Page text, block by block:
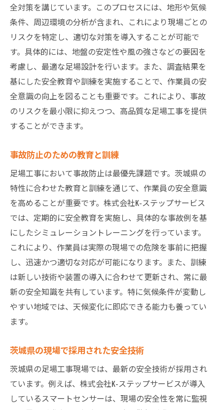
全対策を講じています。このプロセスには、地形や気候
条件、周辺環境の分析が含まれ、これにより現場ごとの
リスクを特定し、適切な対策を導入することが可能で
す。具体的には、地盤の安定性や風の強さなどの要因を
考慮し、最適な足場設計を行います。また、調査結果を
基にした安全教育や訓練を実施することで、作業員の安
全意識の向上を図ることも重要です。これにより、事故
のリスクを最小限に抑えつつ、高品質な足場工事を提供
することができます。
事故防止のための教育と訓練
足場工事において事故防止は最優先課題です。茨城県の
特性に合わせた教育と訓練を通じて、作業員の安全意識
を高めることが重要です。株式会社K-ステップサービス
では、定期的に安全教育を実施し、具体的な事故例を基
にしたシミュレーショントレーニングを行っています。
これにより、作業員は実際の現場での危険を事前に把握
し、迅速かつ適切な対応が可能になります。また、訓練
は新しい技術や装置の導入に合わせて更新され、常に最
新の安全知識を共有しています。特に気候条件が変動し
やすい地域では、天候変化に即応できる能力も養ってい
ます。
茨城県の現場で採用された安全技術
茨城県の足場工事現場では、最新の安全技術が採用され
ています。例えば、株式会社K-ステップサービスが導入
しているスマートセンサーは、現場の安全性を常に監視